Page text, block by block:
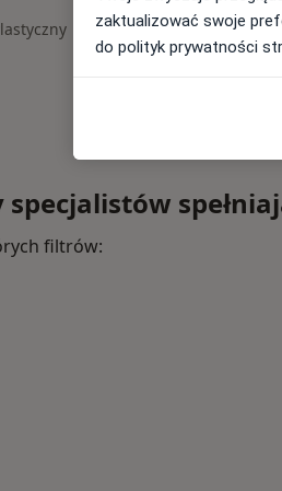
Zmień miasto
Wrocław Zmień miasto
specjalistów
filtrów:
zaktualizować swoje
do polityk prywatności